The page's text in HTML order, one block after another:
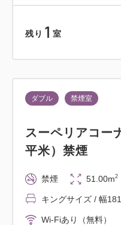
残り 1 室
ダブル 禁煙室
スーペリアコー
平米）禁煙
禁煙 51.00m2
キングサイズ / 幅
Wi-Fiあり（無料）